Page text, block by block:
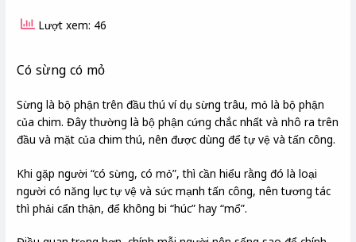
Lượt xem: 46
Có sừng có mỏ
Sừng là bộ phận trên đầu thú ví dụ sừng trâu, mỏ là bộ phận
của chim. Đây thường là bộ phận cứng chắc nhất và nhô ra trên
đầu và mặt của chim thú, nên được dùng để tự vệ và tấn công.
Khi gặp người “có sừng, có mỏ”, thì cần hiểu rằng đó là loại
người có năng lực tự vệ và sức mạnh tấn công, nên tương tác
thì phải cẩn thận, để không bi “húc” hay “mổ”.